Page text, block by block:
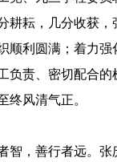
耕耘，几分收获
顺利圆满；着力
负责、密切配合的
终风清气正。
智，善行者远。张